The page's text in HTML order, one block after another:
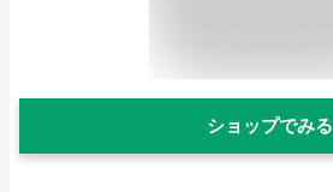
ショップでみる